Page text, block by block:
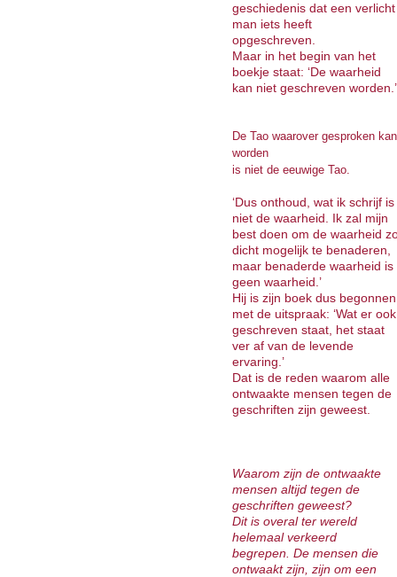
geschiedenis dat een verlicht
man iets heeft
opgeschreven.
Maar in het begin van het
boekje staat: ‘De waarheid
kan niet geschreven
De Tao waarover gesproken kan
worden
is niet de eeuwige Tao.
‘Dus onthoud, wat ik schrijf is
niet de waarheid. Ik zal mijn
best doen om de waarheid
dicht mogelijk te benaderen,
maar benaderde waarheid is
geen waarheid.’
Hij is zijn boek dus begonnen
met de uitspraak: ‘Wat er ook
geschreven staat, het staat
ver af van de levende
ervaring.’
Dat is de reden waarom alle
ontwaakte mensen tegen de
geschriften zijn geweest.
Waarom zijn de ontwaakte
mensen altijd tegen de
geschriften geweest?
Dit is overal ter wereld
helemaal verkeerd
begrepen. De mensen die
ontwaakt zijn, zijn om een